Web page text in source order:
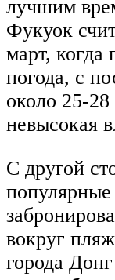
лучшим
Фукуок
март, когда
погода, с
около 25-
невысокая
С другой
вокруг
города